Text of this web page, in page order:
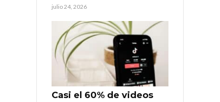
julio 24, 2026
Casi el 60% de videos